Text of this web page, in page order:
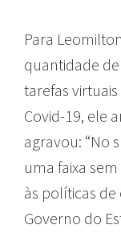
Para
quantidade
tarefas
Covid-19, ele
agravou: “No
uma faixa
às políticas
Governo do